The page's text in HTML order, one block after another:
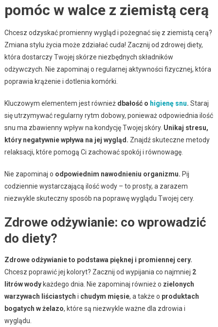
pomóc w walce z ziemistą cerą
Chcesz odzyskać promienny wygląd i pożegnać się z ziemistą cerą?
Zmiana stylu życia może zdziałać cuda! Zacznij od zdrowej diety,
która dostarczy Twojej skórze niezbędnych składników
odżywczych. Nie zapominaj o regularnej aktywności fizycznej, która
poprawia krążenie i dotlenia komórki.
Kluczowym elementem jest również dbałość o higienę snu. Staraj
się utrzymywać regularny rytm dobowy, ponieważ odpowiednia ilość
snu ma zbawienny wpływ na kondycję Twojej skóry. Unikaj stresu,
który negatywnie wpływa na jej wygląd. Znajdź skuteczne metody
relaksacji, które pomogą Ci zachować spokój i równowagę.
Nie zapominaj o odpowiednim nawodnieniu organizmu. Pij
codziennie wystarczającą ilość wody – to prosty, a zarazem
niezwykle skuteczny sposób na poprawę wyglądu Twojej cery.
Zdrowe odżywianie: co wprowadzić
do diety?
Zdrowe odżywianie to podstawa pięknej i promiennej cery.
Chcesz poprawić jej koloryt? Zacznij od wypijania co najmniej 2
litrów wodykażdego dnia. Nie zapominaj również o zielonych
warzywach liściastych i chudym mięsie, a także o produktach
bogatych w żelazo, które są niezwykle ważne dla zdrowia i
wyglądu.